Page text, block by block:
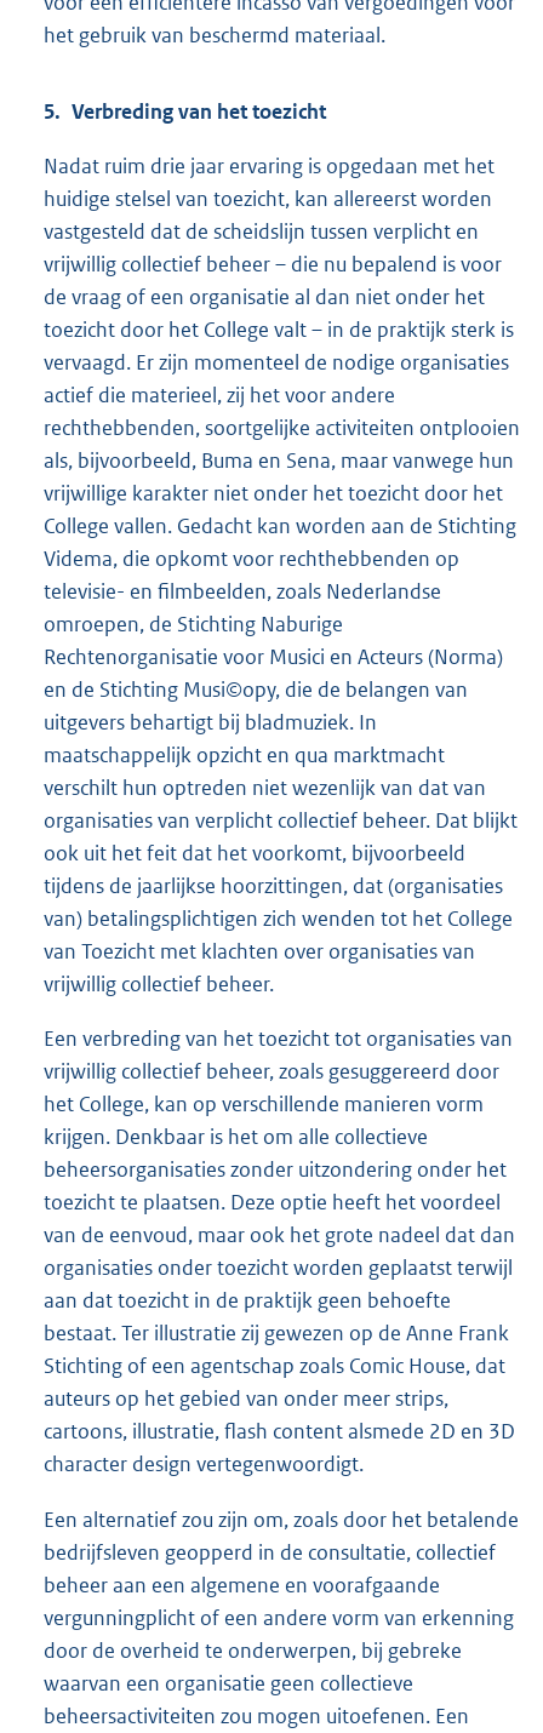
het gebruik van beschermd materiaal.
5. Verbreding van het toezicht
Nadat ruim drie jaar ervaring is opgedaan met het
huidige stelsel van toezicht, kan allereerst worden
vastgesteld dat de scheidslijn tussen verplicht en
vrijwillig collectief beheer – die nu bepalend is voor
de vraag of een organisatie al dan niet onder het
toezicht door het College valt – in de praktijk sterk is
vervaagd. Er zijn momenteel de nodige organisaties
actief die materieel, zij het voor andere
rechthebbenden, soortgelijke activiteiten ontplooien
als, bijvoorbeeld, Buma en Sena, maar vanwege hun
vrijwillige karakter niet onder het toezicht door het
College vallen. Gedacht kan worden aan de Stichting
Videma, die opkomt voor rechthebbenden op
televisie- en filmbeelden, zoals Nederlandse
omroepen, de Stichting Naburige
Rechtenorganisatie voor Musici en Acteurs (Norma)
en de Stichting Musi©opy, die de belangen van
uitgevers behartigt bij bladmuziek. In
maatschappelijk opzicht en qua marktmacht
verschilt hun optreden niet wezenlijk van dat van
organisaties van verplicht collectief beheer. Dat blijkt
ook uit het feit dat het voorkomt, bijvoorbeeld
tijdens de jaarlijkse hoorzittingen, dat (organisaties
van) betalingsplichtigen zich wenden tot het College
van Toezicht met klachten over organisaties van
vrijwillig collectief beheer.
Een verbreding van het toezicht tot organisaties van
vrijwillig collectief beheer, zoals gesuggereerd door
het College, kan op verschillende manieren vorm
krijgen. Denkbaar is het om alle collectieve
beheersorganisaties zonder uitzondering onder het
toezicht te plaatsen. Deze optie heeft het voordeel
van de eenvoud, maar ook het grote nadeel dat dan
organisaties onder toezicht worden geplaatst terwijl
aan dat toezicht in de praktijk geen behoefte
bestaat. Ter illustratie zij gewezen op de Anne Frank
Stichting of een agentschap zoals Comic House, dat
auteurs op het gebied van onder meer strips,
cartoons, illustratie, flash content alsmede 2D en 3D
character design vertegenwoordigt.
Een alternatief zou zijn om, zoals door het betalende
bedrijfsleven geopperd in de consultatie, collectief
beheer aan een algemene en voorafgaande
vergunningplicht of een andere vorm van erkenning
door de overheid te onderwerpen, bij gebreke
waarvan een organisatie geen collectieve
beheersactiviteiten zou mogen uitoefenen. Een